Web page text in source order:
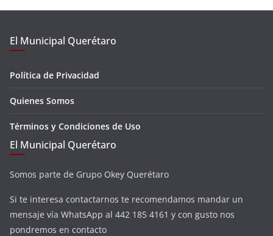
El Municipal Querétaro
Política de Privacidad
Quienes Somos
Términos y Condiciones de Uso
El Municipal Querétaro
Somos parte de Grupo Okey Querétaro
Si te interesa contactarnos te recomendamos mandar un
mensaje vía WhatsApp al 442 185 4161 y con gusto nos
pondremos en contacto